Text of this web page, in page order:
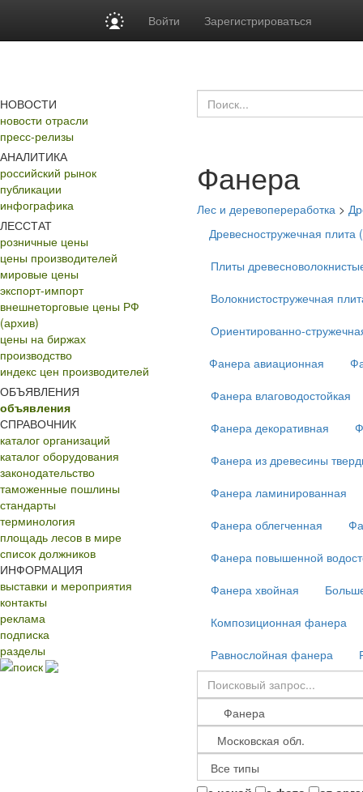
Войти Зарегистрироваться
НОВОСТИ
новости отрасли
пресс-релизы
АНАЛИТИКА
российский рынок
публикации
инфографика
ЛЕССТАТ
розничные цены
цены производителей
мировые цены
экспорт-импорт
внешнеторговые цены РФ
(архив)
цены на биржах
производство
индекс цен производителей
ОБЪЯВЛЕНИЯ
объявления
СПРАВОЧНИК
каталог организаций
каталог оборудования
законодательство
таможенные пошлины
стандарты
терминология
площадь лесов в мире
список должников
ИНФОРМАЦИЯ
выставки и мероприятия
контакты
реклама
подписка
разделы
поиск
Фанера
Лес и деревопереработка >
Древесностружечная плита
Плиты
Волокнистостружечная
Ориентированно-
Фанера авиационная
Фанера влаговодостойкая
Фанера декоративная
Фанера из древесины
Фанера ламинированная
Фанера облегченная
Фанера повышенной
Фанера хвойная
Композиционная фанера
Равнослойная фанера